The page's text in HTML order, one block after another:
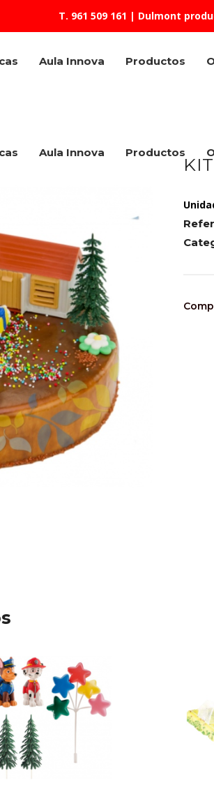
T. 961 509 161 | Dulmont
Aula Innova Productos
Aula Innova Productos